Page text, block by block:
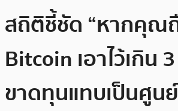
สถิติชี้ชัด “หากคุณ
Bitcoin เอาไว้เกิน
ขาดทุนแทบเป็นศูน